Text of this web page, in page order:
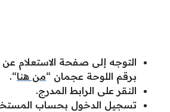
التوجه إلى صفحة الاستعلام عن
برقم اللوحة عجمان “من هنا“.
النقر على الرابط المدرج.
تسجيل الدخول بحساب